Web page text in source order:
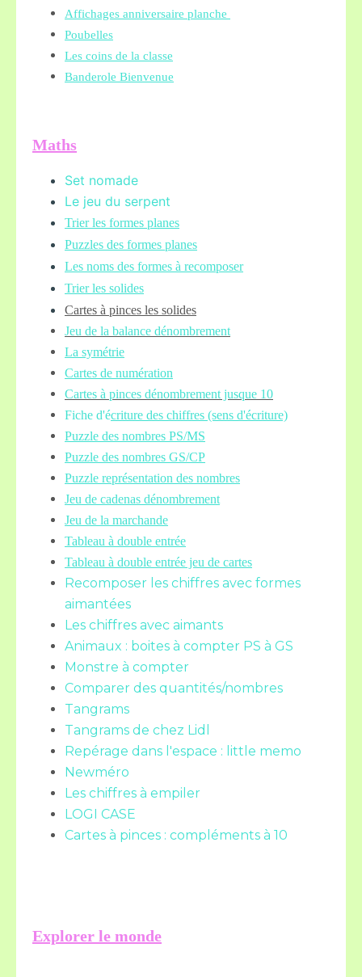
Affichages anniversaire planche
Poubelles
Les coins de la classe
Banderole Bienvenue
Maths
Set nomade
Le jeu du serpent
Trier les formes planes
Puzzles des formes planes
Les noms des formes à recomposer
Trier les solides
Cartes à pinces les solides
Jeu de la balance dénombrement
La symétrie
Cartes de numération
Cartes à pinces dénombrement jusque 10
Fiche d'écriture des chiffres (sens d'écriture)
Puzzle des nombres PS/MS
Puzzle des nombres GS/CP
Puzzle représentation des nombres
Jeu de cadenas dénombrement
Jeu de la marchande
Tableau à double entrée
Tableau à double entrée jeu de cartes
Recomposer les chiffres avec formes
aimantées
Les chiffres avec aimants
Animaux : boites à compter PS à GS
Monstre à compter
Comparer des quantités/nombres
Tangrams
Tangrams de chez Lidl
Repérage dans l'espace : little memo
Newméro
Les chiffres à empiler
LOGI CASE
Cartes à pinces : compléments à 10
Explorer le monde